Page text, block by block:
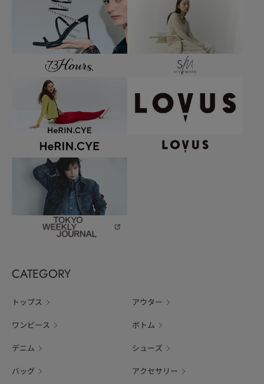
CATEGORY
トップス アウター
ワンピース ボトム
デニム シューズ
バッグ アクセサリー